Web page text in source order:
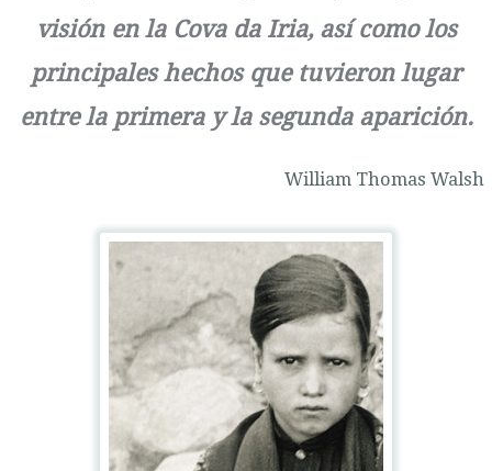
visión en la Cova da Iria, así como los
principales hechos que tuvieron lugar
entre la primera y la segunda aparición.
William Thomas Walsh